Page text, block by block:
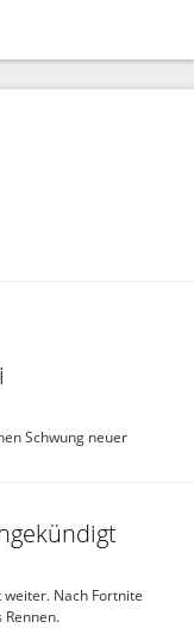
Schwung neuer
Nach Fortnite
Rennen.